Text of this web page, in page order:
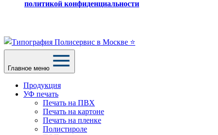
политикой конфиденциальности
Главное меню
Продукция
УФ печать
Печать на ПВХ
Печать на картоне
Печать на пленке
Полистироле